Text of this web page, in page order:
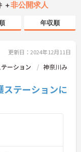
＋非公開求人
年収順
更新日：2024年12月11日
ーション
神奈川み
テーションに